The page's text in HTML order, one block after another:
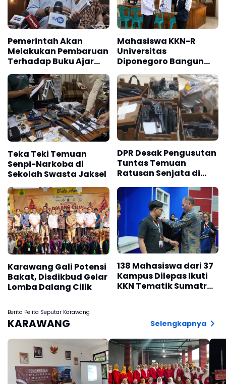
Pemerintah Akan
Melakukan Pembaruan
Terhadap Buku Ajar
Mahasiswa KKN-R
Universitas
Diponegoro Bangun
Pernikahan Dini dan
Stunting di Desa Mojo
Teka Teki Temuan
Senpi-Narkoba di
Sekolah Swasta Jaksel
DPR Desak Pengusutan
Tuntas Temuan
Ratusan Senjata di
Karawang Gali Potensi
Bakat, Disdikbud Gelar
Lomba Dalang Cilik
138 Mahasiswa dari 37
Kampus Dilepas Ikuti
KKN Tematik Sumatra
Berita Pelita Seputar Karawang
KARAWANG Selengkapnya